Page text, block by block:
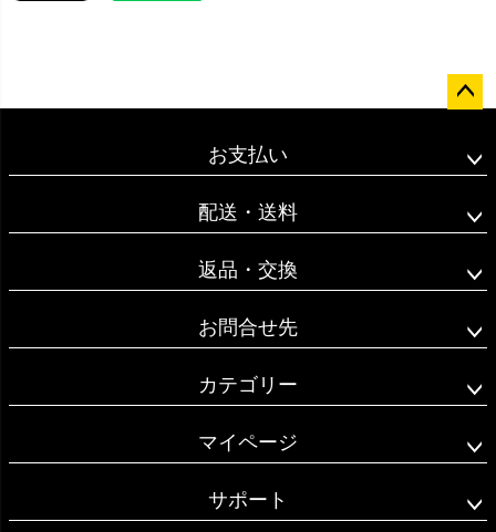
ップ
お支払い
配送・送料
返品・交換
お問合せ先
カテゴリー
マイページ
サポート